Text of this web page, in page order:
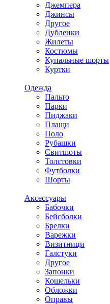
Джемпера
Джинсы
Другое
Дубленки
Жилеты
Костюмы
Купальные шорты
Куртки
Одежда
Пальто
Парки
Пиджаки
Плащи
Поло
Рубашки
Свитшоты
Толстовки
Футболки
Шорты
Аксессуары
Бабочки
Бейсболки
Брелки
Варежки
Визитници
Галстуки
Другое
Запонки
Кошельки
Обложки
Оправы